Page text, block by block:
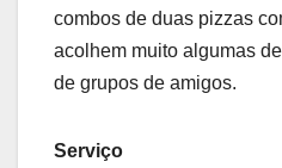
combos de duas pizzas
acolhem muito algumas
de grupos de amigos.
Serviço